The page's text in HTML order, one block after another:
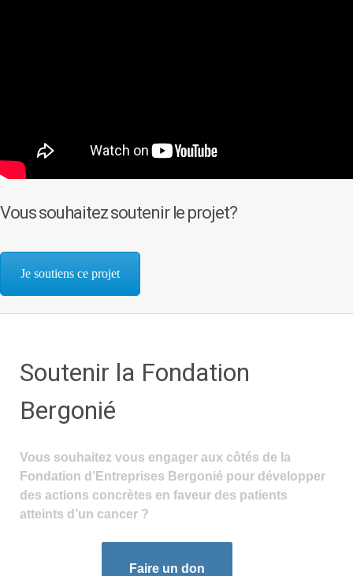
Vous souhaitez soutenir le projet?
Je soutiens ce projet
Soutenir la Fondation
Bergonié
Vous souhaitez vous engager aux côtés de la
Fondation d’Entreprises Bergonié pour développer
des actions concrètes en faveur des patients
atteints d’un cancer ?
Faire un don